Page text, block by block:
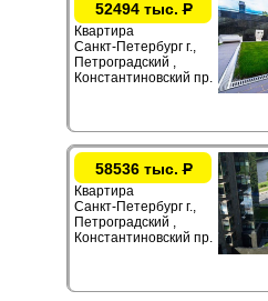
52494 тыс.Р
Квартира
Санкт-Петербург г.,
Петроградский ,
Константиновский пр.
58536 тыс.Р
Квартира
Санкт-Петербург г.,
Петроградский ,
Константиновский пр.